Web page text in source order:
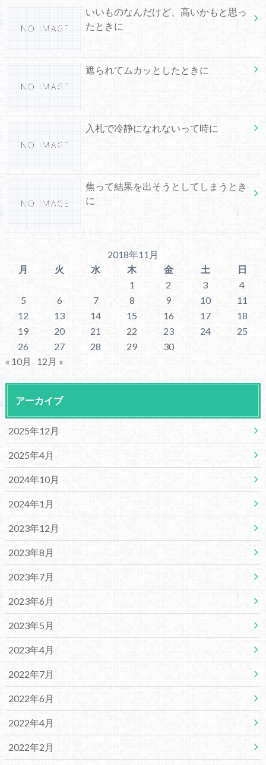
いいものなんだけど、高いかもと思っ
たときに
遮られてムカッとしたときに
入札で冷静になれないって時に
焦って結果を出そうとしてしまうとき
に
2018年11月
月
火 水 木 金 土
日
1
2 3
4
5
6 7 8 9 10
11
12
13 14 15 16 17
18
19
20 21 22 23 24
25
26
27 28 29
30
« 10月
12月 »
アーカイブ
2025年12月
2025年4月
2024年10月
2024年1月
2023年12月
2023年8月
2023年7月
2023年6月
2023年5月
2023年4月
2022年7月
2022年6月
2022年4月
2022年2月